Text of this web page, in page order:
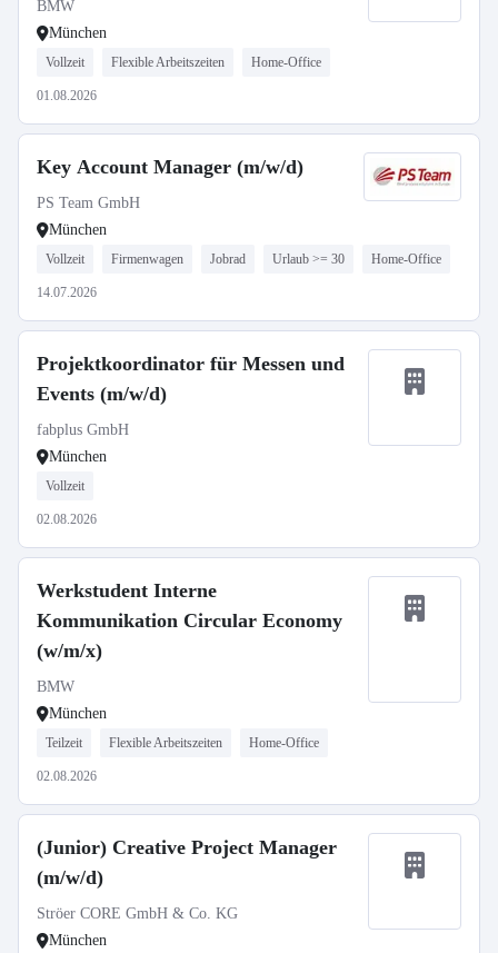
BMW
München
Vollzeit Flexible Arbeitszeiten Home-Office
01.08.2026
Key Account Manager (m/w/d)
PS Team GmbH
München
Vollzeit Firmenwagen Jobrad Urlaub >= 30 Home-Office
14.07.2026
Projektkoordinator für Messen und
Events (m/w/d)
fabplus GmbH
München
Vollzeit
02.08.2026
Werkstudent Interne
Kommunikation Circular Economy
(w/m/x)
BMW
München
Teilzeit Flexible Arbeitszeiten Home-Office
02.08.2026
(Junior) Creative Project Manager
(m/w/d)
Ströer CORE GmbH & Co. KG
München